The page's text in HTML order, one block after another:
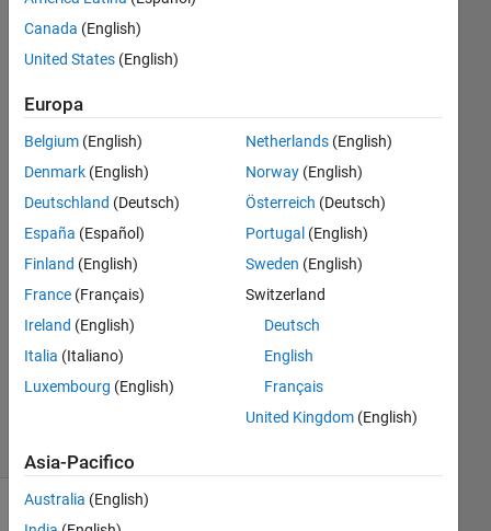
?
Sakr
23 Gen
2022
1
Risposta
Risposta
accettata
Aggiornato
23 Gen
Mostra
Canada (English)
United States (English)
Europa
Belgium (English)
Denmark (English)
Deutschland (Deutsch)
España (Español)
Finland (English)
France (Français)
Ireland (English)
Italia (Italiano)
Luxembourg (English)
Netherlands(English)
Norway(English)
Österreich (Deutsch)
Portugal (English)
Sweden (English)
Switzerland
Deutsch
English
Français
United Kingdom(English)
Asia-Pacifico
Australia (English)